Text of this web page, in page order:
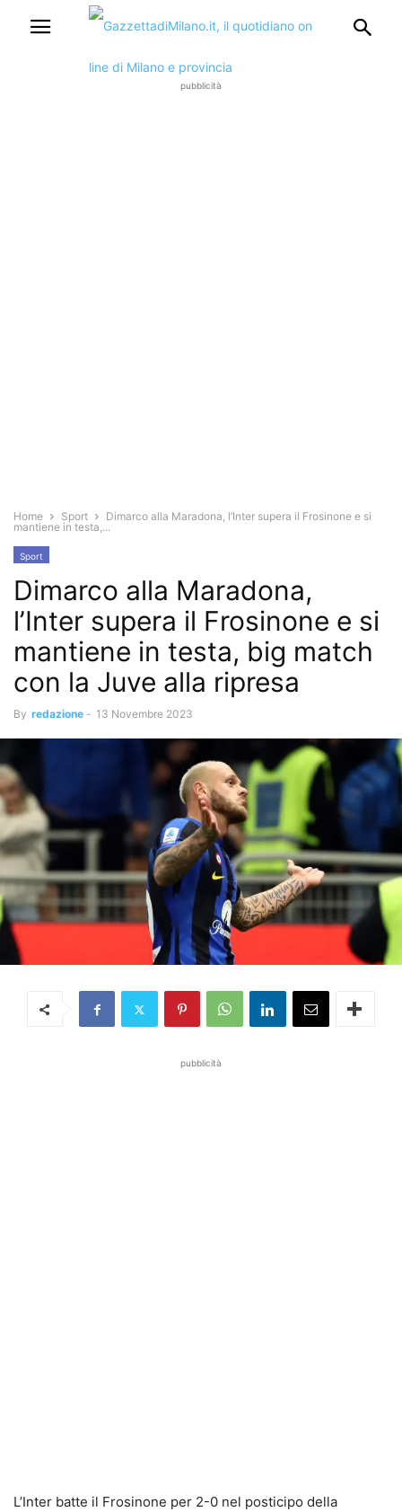
pubblicità
Home Sport
Dimarco alla Maradona, l’Inter supera il Frosinone e si
mantiene in testa,...
Sport
Dimarco alla Maradona,
l’Inter supera il Frosinone e si
mantiene in testa, big match
con la Juve alla ripresa
By redazione - 13 Novembre 2023
pubblicità
L’Inter batte il Frosinone per 2-0 nel posticipo della